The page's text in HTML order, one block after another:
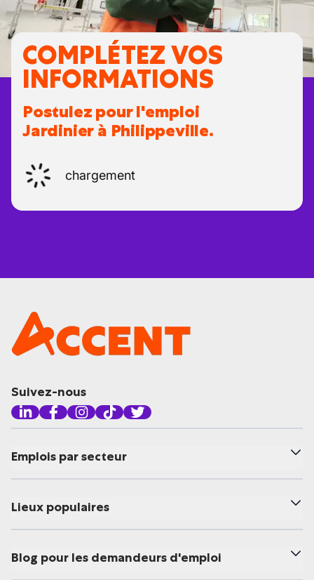
COMPLÉTEZ VOS
INFORMATIONS
Postulez pour l'emploi
Jardinier à Philippeville.
chargement
Suivez-nous
Emplois par secteur
Lieux populaires
Blog pour les demandeurs d'emploi